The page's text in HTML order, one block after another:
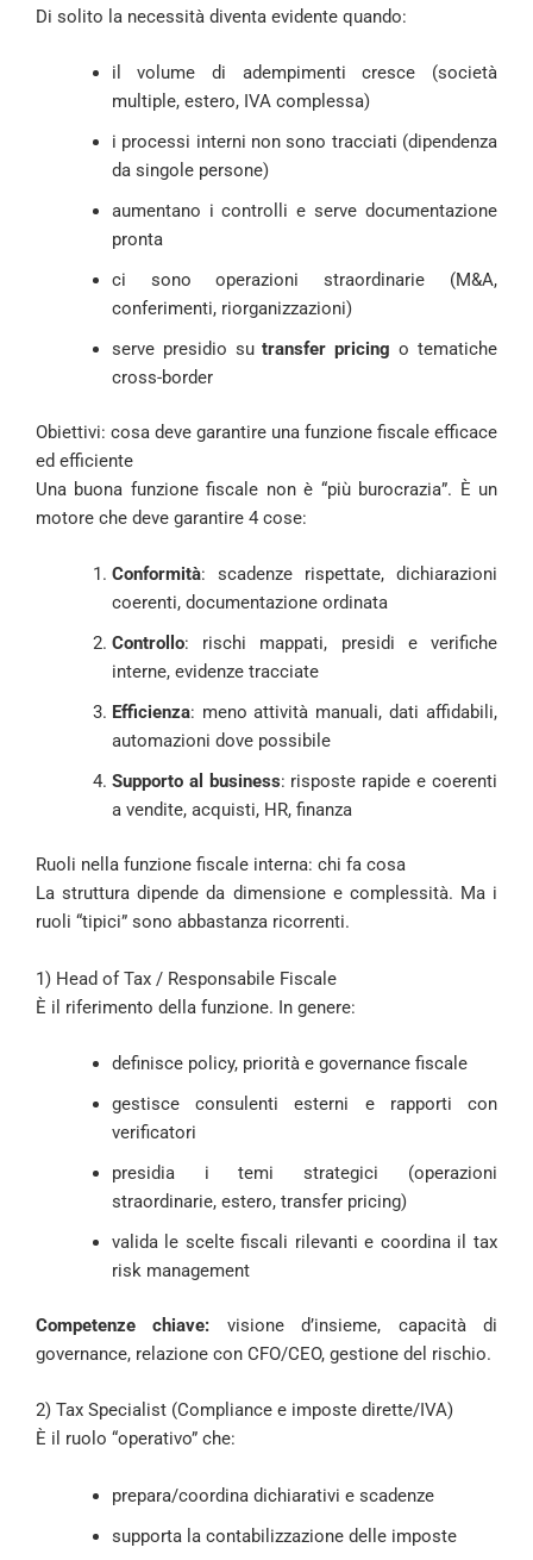
Di solito la necessità diventa evidente quando:
il volume di adempimenti cresce (società
multiple, estero, IVA complessa)
i processi interni non sono tracciati (dipendenza
da singole persone)
aumentano i controlli e serve documentazione
pronta
ci sono operazioni straordinarie (M&A,
conferimenti, riorganizzazioni)
serve presidio sutransfer pricing o tematiche
cross-border
Obiettivi: cosa deve garantire una funzione fiscale efficace
ed efficiente
Una buona funzione fiscale non è “più burocrazia”. È un
motore che deve garantire 4 cose:
Conformità: scadenze rispettate, dichiarazioni
coerenti, documentazione ordinata
Controllo: rischi mappati, presidi e verifiche
interne, evidenze tracciate
Efficienza: meno attività manuali, dati affidabili,
automazioni dove possibile
Supporto al business: risposte rapide e coerenti
a vendite, acquisti, HR, finanza
Ruoli nella funzione fiscale interna: chi fa cosa
La struttura dipende da dimensione e complessità. Ma i
ruoli “tipici” sono abbastanza ricorrenti.
1) Head of Tax / Responsabile Fiscale
È il riferimento della funzione. In genere:
definisce policy, priorità e governance fiscale
gestisce consulenti esterni e rapporti con
verificatori
presidia i temi strategici (operazioni
straordinarie, estero, transfer pricing)
valida le scelte fiscali rilevanti e coordina il tax
risk management
Competenze chiave: visione d’insieme, capacità di
governance, relazione con CFO/CEO, gestione del rischio.
2) Tax Specialist (Compliance e imposte dirette/IVA)
È il ruolo “operativo” che:
prepara/coordina dichiarativi e scadenze
supporta la contabilizzazione delle imposte